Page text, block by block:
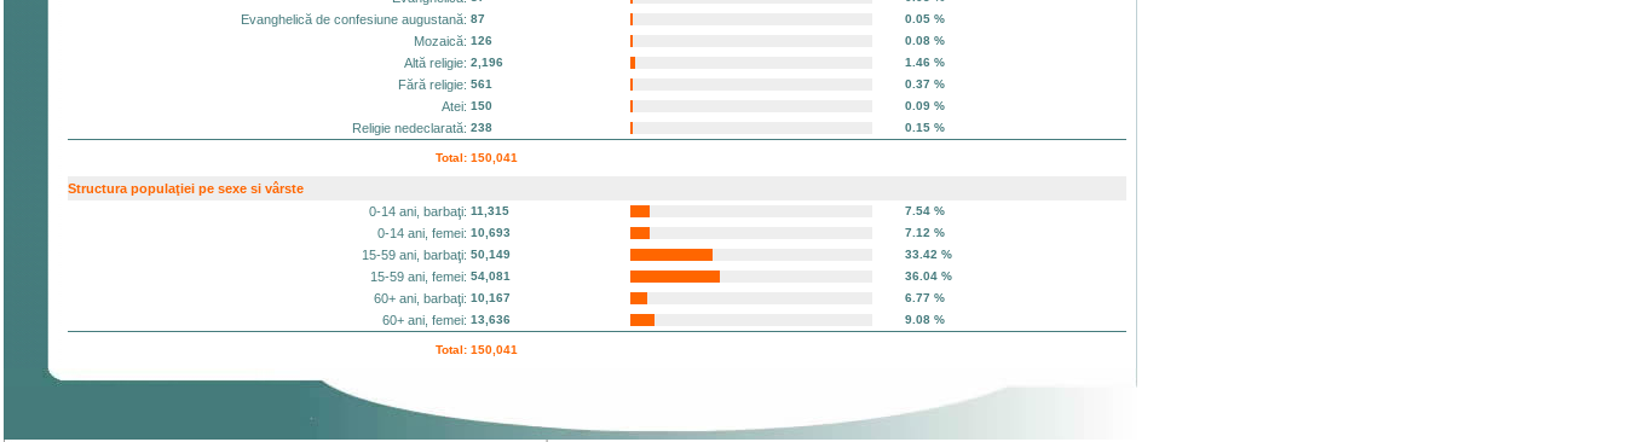
Evanghelică de confesiune augustană: 87 0.05 %
Mozaică: 126 0.08 %
Altă religie: 2,196 1.46 %
Fără religie: 561 0.37 %
Atei: 150 0.09 %
Religie nedeclarată: 238 0.15 %
Total: 150,041
Structura populaţiei pe sexe si vârste
0-14 ani, barbaţi: 11,315 7.54 %
0-14 ani, femei: 10,693 7.12 %
15-59 ani, barbaţi: 50,149 33.42 %
15-59 ani, femei: 54,081 36.04 %
60+ ani, barbaţi: 10,167 6.77 %
60+ ani, femei: 13,636 9.08 %
Total: 150,041